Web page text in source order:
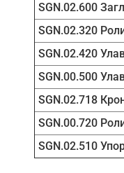
SGN.02.600
SGN.02.320
SGN.02.420
SGN.00.500
SGN.02.718
SGN.00.720
SGN.02.510